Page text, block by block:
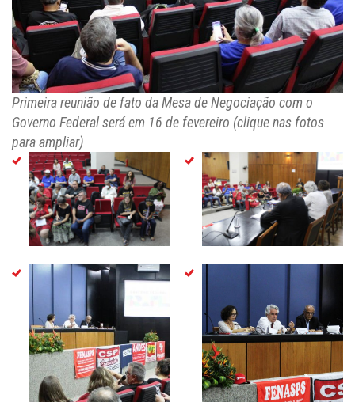
Primeira reunião de fato da Mesa de Negociação com o
Governo Federal será em 16 de fevereiro (clique nas fotos
para ampliar)